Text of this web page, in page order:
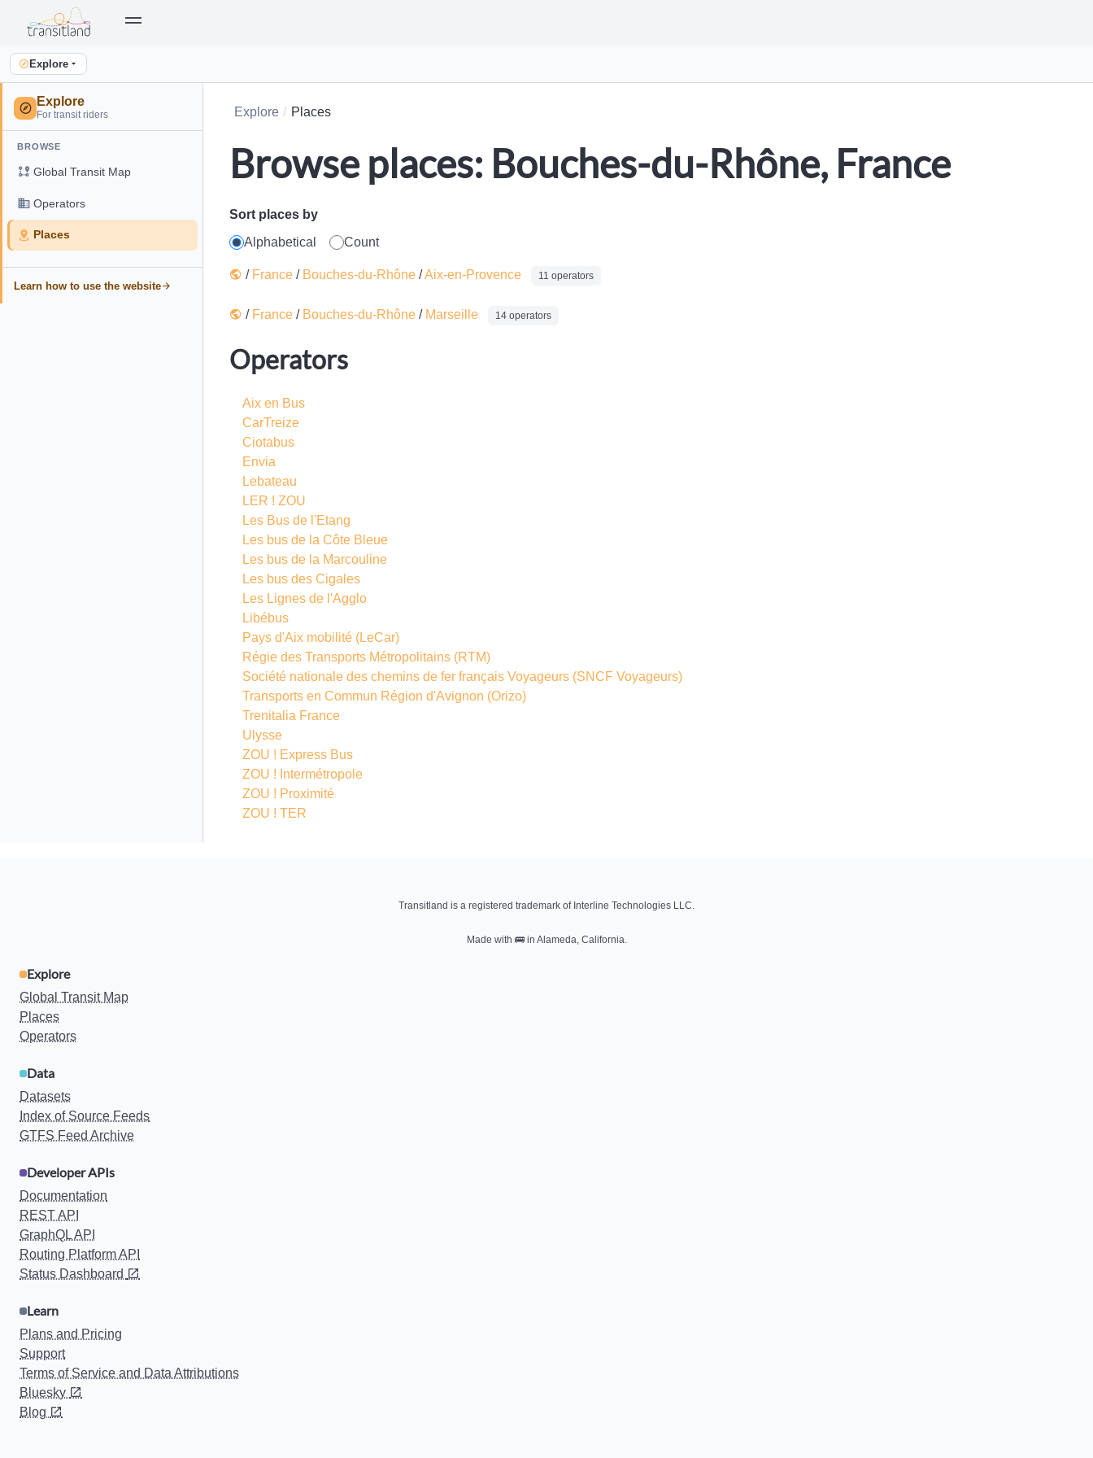
Explore
Explore
For transit riders
BROWSE
Global Transit Map
Operators
Places
Learn how to use the website
Explore Places
Browse places: Bouches-du-Rhône, France
Sort places by
Alphabetical
Count
/ France / Bouches-du-Rhône /Aix-en-Provence 11 operators
/ France / Bouches-du-Rhône / Marseille 14 operators
Operators
Aix en Bus
CarTreize
Ciotabus
Envia
Lebateau
LER ! ZOU
Les Bus de l'Etang
Les bus de la Côte Bleue
Les bus de la Marcouline
Les bus des Cigales
Les Lignes de l'Agglo
Libébus
Pays d'Aix mobilité (LeCar)
Régie des Transports Métropolitains (RTM)
Société nationale des chemins de fer français Voyageurs (SNCF Voyageurs)
Transports en Commun Région d'Avignon (Orizo)
Trenitalia France
Ulysse
ZOU ! Express Bus
ZOU ! Intermétropole
ZOU ! Proximité
ZOU ! TER
Transitland is a registered trademark of Interline Technologies LLC.
Made with 🚌in Alameda, California.
Explore
Global Transit Map
Places
Operators
Data
Datasets
Index of Source Feeds
GTFS Feed Archive
Developer APIs
Documentation
REST API
GraphQL API
Routing Platform API
Status Dashboard
Learn
Plans and Pricing
Support
Terms of Service and Data Attributions
Bluesky
Blog